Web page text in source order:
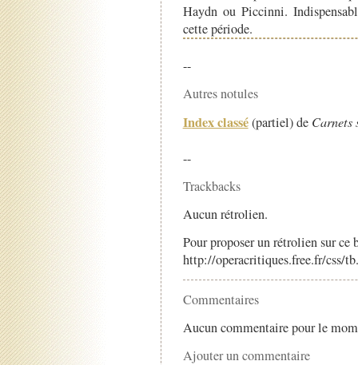
Haydn ou Piccinni.
cette période.
--
Autres notules
Index classé(partiel) de Carnets
--
Trackbacks
Aucun rétrolien.
Pour proposer un rétrolien sur
http://operacritiques.free.fr/css/
Commentaires
Aucun commentaire pour le
Ajouter un commentaire